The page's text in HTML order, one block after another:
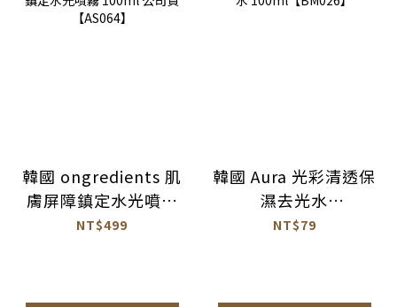
韓國 ongredients 肌
膚屏障鎮定水光噴霧
100ml 公司貨
NT$499
韓國 Aura 光彩清透保
濕去光水
100ml【BM026】
NT$79